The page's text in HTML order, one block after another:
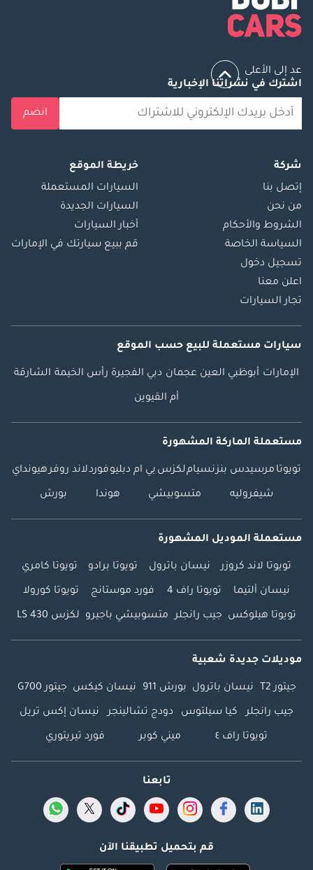
عد إلى الأعلى
اشترك في نشراتنا الإخبارية
انضم
شركة
إتصل بنا
من نحن
الشروط والأحكام
السياسة الخاصة
تسجيل دخول
اعلن معنا
تجار السيارات
خريطة الموقع
السيارات المستعملة
السيارات الجديدة
أخبار السيارات
قم ببيع سيارتك في الإمارات
سيارات مستعملة للبيع حسب الموقع
الإمارات أبوظبي العين عجمان دبي الفجيرة رأس الخيمة الشارقة
أم القيوين
مستعملة الماركة المشهورة
تويوتا مرسيدس بنزنسياملكزس بي ام دبليوفوردلاند روفرهيونداي
شيفروليه متسوبيشي هوندا بورش
مستعملة الموديل المشهورة
تويوتا لاند كروزر نيسان باترول تويوتا برادو تويوتا كامري
نيسان ألتيما تويوتا راف 4 فورد موستانج تويوتا كورولا
تويوتا هيلوكس جيب رانجلر متسوبيشي باجيرو لكزس LS 430
موديلات جديدة شعبية
جيتور T2 نيسان باترول بورش 911 نيسان كيكس جيتور G700
جيب رانجلر كيا سيلتوس دودج تشالينجر نيسان إكس تريل
تويوتا راف ٤ ميني كوبر فورد تيريتوري
تابعنا
قم بتحميل تطبيقنا الآن